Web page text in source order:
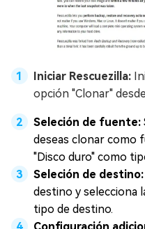
Iniciar Rescuezilla:
opción "Clonar"
Seleción de fuente:
deseas clonar como
"Disco duro" como
Seleción de destino:
destino y selecciona
tipo de destino.